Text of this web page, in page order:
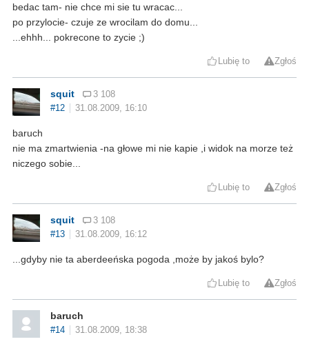
bedac tam- nie chce mi sie tu wracac...
po przylocie- czuje ze wrocilam do domu...
...ehhh... pokrecone to zycie ;)
Lubię to Zgłoś
squit
3 108
#12
31.08.2009, 16:10
baruch
nie ma zmartwienia -na głowe mi nie kapie ,i widok na morze też
niczego sobie...
Lubię to Zgłoś
squit
3 108
#13
31.08.2009, 16:12
...gdyby nie ta aberdeeńska pogoda ,może by jakoś bylo?
Lubię to Zgłoś
baruch
#14 31.08.2009, 18:38